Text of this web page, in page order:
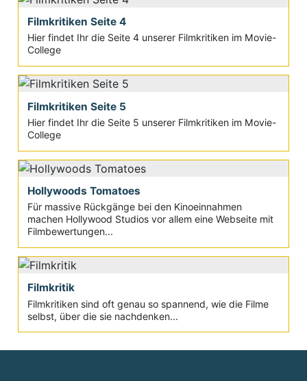
Filmkritiken Seite 4
Hier findet Ihr die Seite 4 unserer Filmkritiken im Movie-
College
Filmkritiken Seite 5
Hier findet Ihr die Seite 5 unserer Filmkritiken im Movie-
College
Hollywoods Tomatoes
Für massive Rückgänge bei den Kinoeinnahmen
machen Hollywood Studios vor allem eine Webseite mit
Filmbewertungen...
Filmkritik
Filmkritiken sind oft genau so spannend, wie die Filme
selbst, über die sie nachdenken...